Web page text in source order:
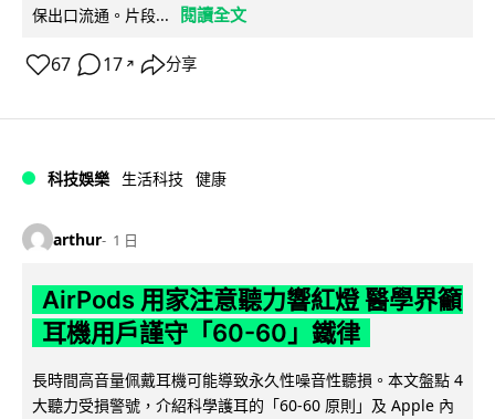
保出口流通。片段...
閱讀全文
67 17 ↗ 分享
科技娛樂 生活科技 健康
arthur 1 日
AirPods 用家注意聽力響紅燈 醫學界籲
耳機用戶謹守「60-60」鐵律
長時間高音量佩戴耳機可能導致永久性噪音性聽損。本文盤點 4
大聽力受損警號，介紹科學護耳的「60-60 原則」及 Apple 內